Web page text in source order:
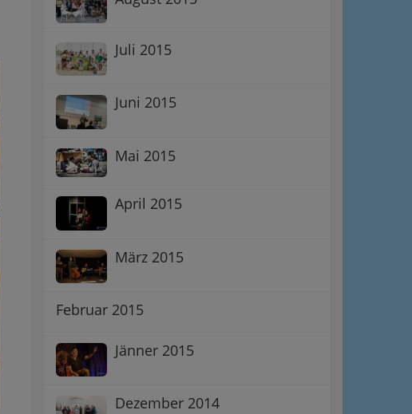
Juli 2015
Juni 2015
Mai 2015
April 2015
März 2015
Februar 2015
Jänner 2015
Dezember 2014